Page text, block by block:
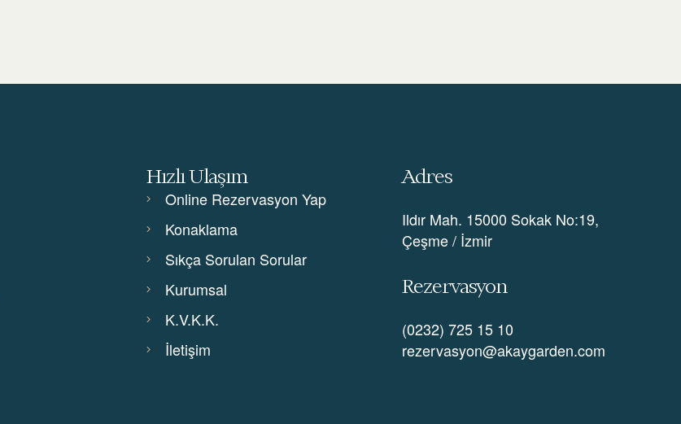
Hızlı Ulaşım
Online Rezervasyon Yap
Konaklama
Sıkça Sorulan Sorular
Kurumsal
K.V.K.K.
İletişim
Adres
Ildır Mah. 15000 Sokak No:19,
Çeşme / İzmir
Rezervasyon
(0232) 725 15 10
rezervasyon@akaygarden.com